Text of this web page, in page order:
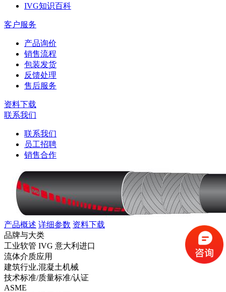
IVG知识百科
客户服务
产品询价
销售流程
包装发货
反馈处理
售后服务
资料下载
联系我们
联系我们
员工招聘
销售合作
产品概述 详细参数 资料下载
品牌与大类
工业软管 IVG 意大利进口
流体介质应用
建筑行业,混凝土机械
技术标准/质量标准/认证
ASME